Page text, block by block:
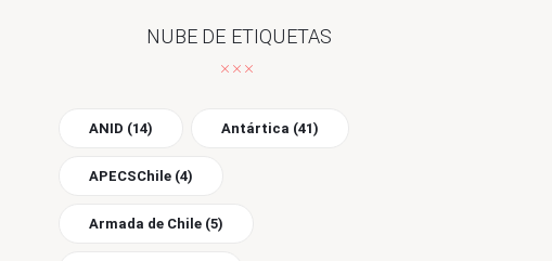
NUBE DE ETIQUETAS
ANID (14) Antártica (41)
APECSChile (4)
Armada de Chile (5)